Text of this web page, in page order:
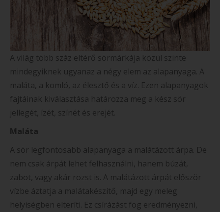
A világ több száz eltérő sörmárkája közül szinte
mindegyiknek ugyanaz a négy elem az alapanyaga. A
maláta, a komló, az élesztő és a víz. Ezen alapanyagok
fajtáinak kiválasztása határozza meg a kész sör
jellegét, ízét, színét és erejét.
Maláta
A sör legfontosabb alapanyaga a malátázott árpa. De
nem csak árpát lehet felhasználni, hanem búzát,
zabot, vagy akár rozst is. A malátázott árpát először
vízbe áztatja a malátakészítő, majd egy meleg
helyiségben elteríti. Ez csírázást fog eredményezni,